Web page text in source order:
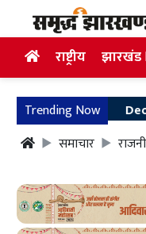
राष्ट्रीय झारखंड
Trending NowDeoghar
समाचार